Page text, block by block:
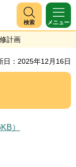
検索 メニュー
計画
日：2025年12月16日
）